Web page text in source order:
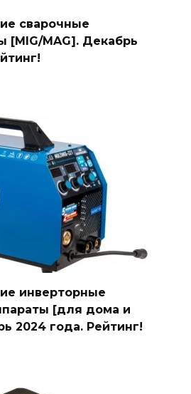
сварочные
[MIG/MAG]. Декабрь
инверторные
[для дома и
2024 года. Рейтинг!